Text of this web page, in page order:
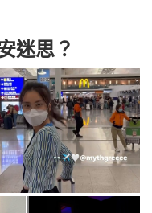
迷思？